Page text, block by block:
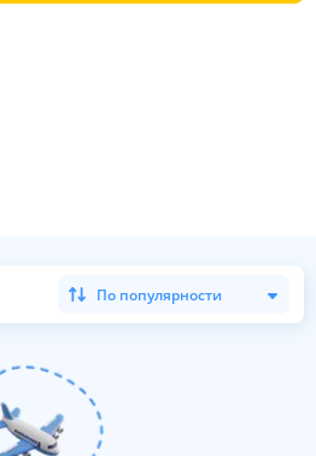
По популярности